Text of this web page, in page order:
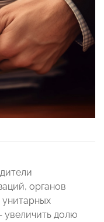
органов
унитарных
увеличить долю